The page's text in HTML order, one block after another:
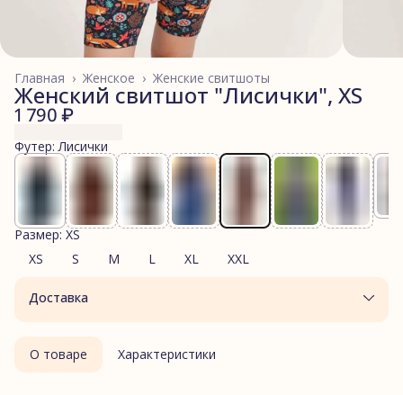
Женские свитшоты
Женское ›
Главная ›
Женский свитшот "Лисички", XS
1 790 ₽
Футер: Лисички
Размер: XS
XS
S M L XL XXL
Доставка
О товаре Характеристики